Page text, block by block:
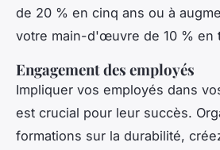
de 20 % en cinq ans ou à
votre main-d'œuvre de 10 % en
Engagement des employés
Impliquer vos employés dans
est crucial pour leur succès.
formations sur la durabilité,